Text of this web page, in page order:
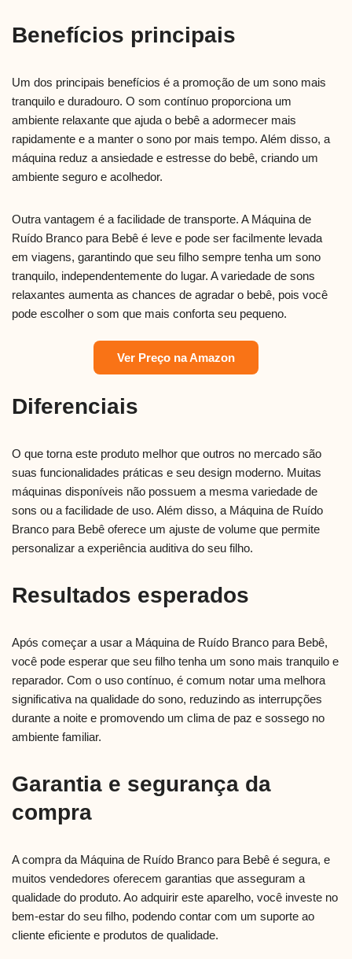
Benefícios principais
Um dos principais benefícios é a promoção de um sono mais
tranquilo e duradouro. O som contínuo proporciona um
ambiente relaxante que ajuda o bebê a adormecer mais
rapidamente e a manter o sono por mais tempo. Além disso, a
máquina reduz a ansiedade e estresse do bebê, criando um
ambiente seguro e acolhedor.
Outra vantagem é a facilidade de transporte. A Máquina de
Ruído Branco para Bebê é leve e pode ser facilmente levada
em viagens, garantindo que seu filho sempre tenha um sono
tranquilo, independentemente do lugar. A variedade de sons
relaxantes aumenta as chances de agradar o bebê, pois você
pode escolher o som que mais conforta seu pequeno.
Ver Preço na Amazon
Diferenciais
O que torna este produto melhor que outros no mercado são
suas funcionalidades práticas e seu design moderno. Muitas
máquinas disponíveis não possuem a mesma variedade de
sons ou a facilidade de uso. Além disso, a Máquina de Ruído
Branco para Bebê oferece um ajuste de volume que permite
personalizar a experiência auditiva do seu filho.
Resultados esperados
Após começar a usar a Máquina de Ruído Branco para Bebê,
você pode esperar que seu filho tenha um sono mais tranquilo e
reparador. Com o uso contínuo, é comum notar uma melhora
significativa na qualidade do sono, reduzindo as interrupções
durante a noite e promovendo um clima de paz e sossego no
ambiente familiar.
Garantia e segurança da
compra
A compra da Máquina de Ruído Branco para Bebê é segura, e
muitos vendedores oferecem garantias que asseguram a
qualidade do produto. Ao adquirir este aparelho, você investe no
bem-estar do seu filho, podendo contar com um suporte ao
cliente eficiente e produtos de qualidade.